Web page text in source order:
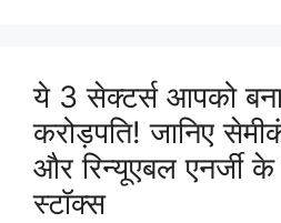
ये 3 सेक्टर्स आपको
करोड़पति! जानिए
और रिन्यूएबल एनर्जी
स्टॉक्स